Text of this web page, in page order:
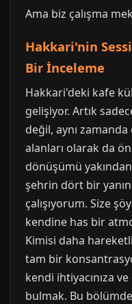
Ama biz çalışma
Hakkari'nin
Bir İnceleme
Hakkari'deki kafe
gelişiyor. Artık
değil, aynı
alanları olarak da
dönüşümü
şehrin dört bir
çalışıyorum. Size
kendine has bir
Kimisi daha
tam bir
kendi ihtiyacınıza
bulmak. Bu